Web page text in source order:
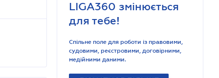
LIGA360 змінюється
для тебе!
Спільне поле для роботи із правовими,
судовими, реєстровими, договірними,
медійними даними.